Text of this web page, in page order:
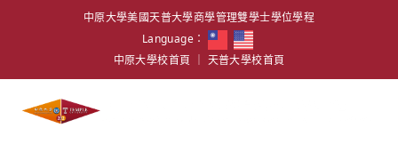
中原大學美國天普大學商學管理雙學士學位學程
Language：
中原大學校首頁
天普大學校首頁